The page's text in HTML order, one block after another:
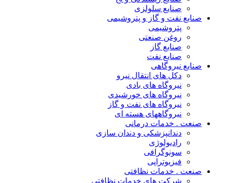
صنایع سلولزی
صنایع نفت و گاز و پتروشیمی
پتروشیمی
روغن صنعتی
صنایع گاز
صنایع نفت
صنایع نیروگاهی
دکل های انتقال نیرو
نیروگاه های بادی
نیروگاه های خورشیدی
نیروگاه های نفت و گاز
نیروگاههای هسته ای
صنعت . خدمات درمانی
دندانپزشکی و دندان سازی
رادیولوژی
سونوگرافی
فیزیوتراپی
صنعت . خدمات نظافتی
شرکت های خدمات نظافتی